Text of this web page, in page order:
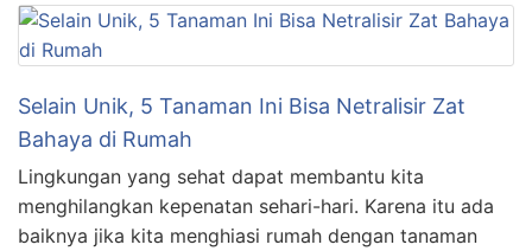
Selain Unik, 5 Tanaman Ini Bisa Netralisir Zat
Bahaya di Rumah
Lingkungan yang sehat dapat membantu kita
menghilangkan kepenatan sehari-hari. Karena itu ada
baiknya jika kita menghiasi rumah dengan tanaman